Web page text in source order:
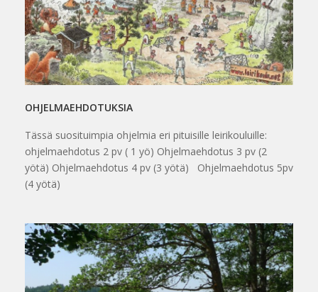
OHJELMAEHDOTUKSIA
Tässä suosituimpia ohjelmia eri pituisille leirikouluille:
ohjelmaehdotus 2 pv ( 1 yö) Ohjelmaehdotus 3 pv (2
yötä) Ohjelmaehdotus 4 pv (3 yötä) Ohjelmaehdotus 5pv
(4 yötä)